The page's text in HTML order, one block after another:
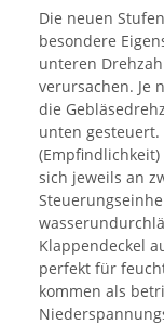
Die neuen
besondere
unteren
verursachen. Je
die
unten
sich jeweils an
Klappendeckel
perfekt für
kommen als